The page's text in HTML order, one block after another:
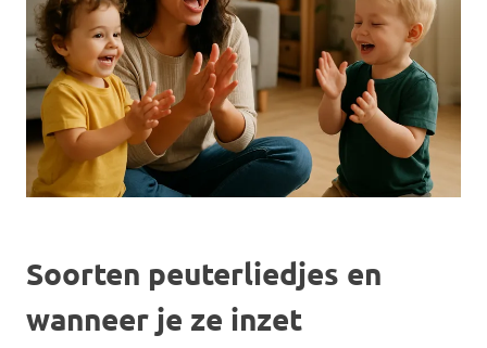
Soorten peuterliedjes en
wanneer je ze inzet